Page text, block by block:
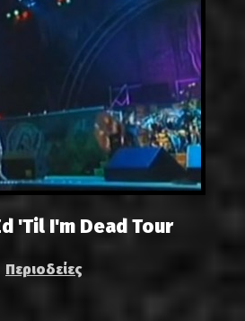
'Til I'm Dead Tour
Περιοδείες